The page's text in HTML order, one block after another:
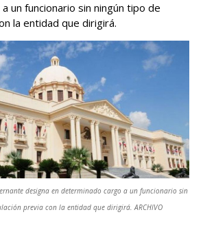
un funcionario sin ningún tipo de
la entidad que dirigirá.
designa en determinado cargo a un funcionario sin
previa con la entidad que dirigirá. ARCHIVO